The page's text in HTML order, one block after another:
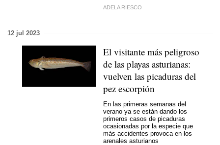
ADELA RIESCO
12 jul 2023
El visitante más peligroso
de las playas asturianas:
vuelven las picaduras del
pez escorpión
En las primeras semanas del
verano ya se están dando los
primeros casos de picaduras
ocasionadas por la especie que
más accidentes provoca en los
arenales asturianos